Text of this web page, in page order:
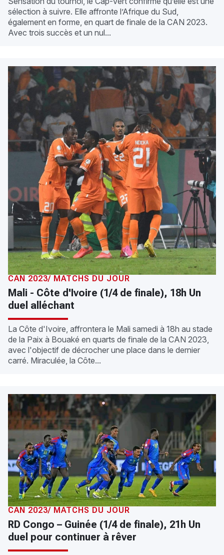
sélection à suivre. Elle affronte l’Afrique du Sud,
également en forme, en quart de finale de la CAN 2023.
Avec trois succès et un nul...
CAN 2023/ MATCHS DU JOUR
Mali - Côte d'Ivoire (1/4 de finale), 18h Un
duel alléchant
La Côte d'Ivoire, affrontera le Mali samedi à 18h au stade
de la Paix à Bouaké en quarts de finale de la CAN 2023,
avec l'objectif de décrocher une place dans le dernier
carré. Miraculée, la Côte...
CAN 2023/ MATCHS DU JOUR
RD Congo – Guinée (1/4 de finale), 21h Un
duel pour continuer à rêver